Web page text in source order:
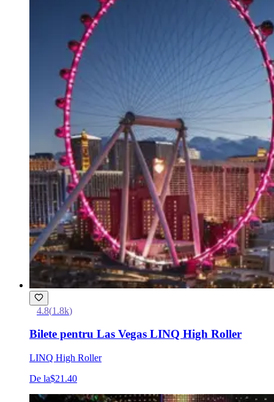
4.8(1.8k)
Bilete pentru Las Vegas LINQ High Roller
LINQ High Roller
De la$21.40